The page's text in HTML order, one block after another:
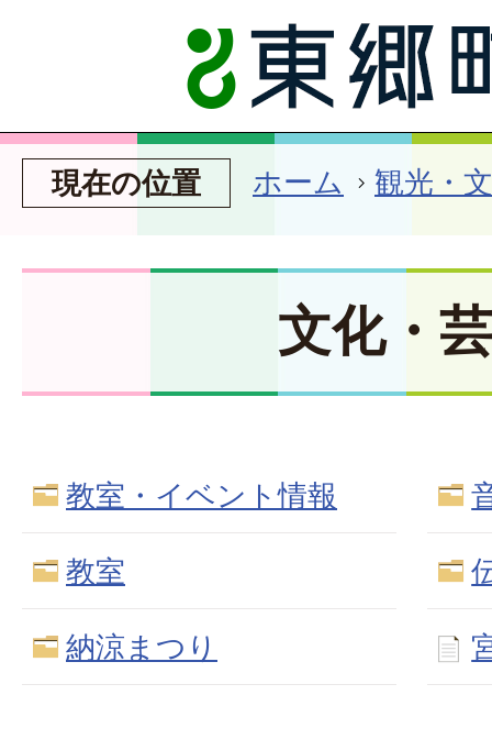
現在の位置 ホーム 観光・
文化・
教室・イベント情報
教室
納涼まつり